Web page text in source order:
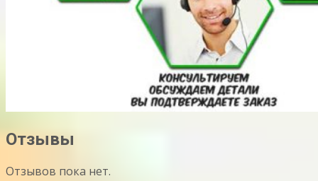
Отзывы
Отзывов пока нет.